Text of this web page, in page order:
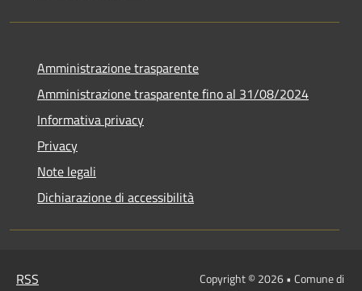
Amministrazione trasparente
Amministrazione trasparente fino al 31/08/2024
Informativa privacy
Privacy
Note legali
Dichiarazione di accessibilità
RSS
Copyright © 2026 • Comune di